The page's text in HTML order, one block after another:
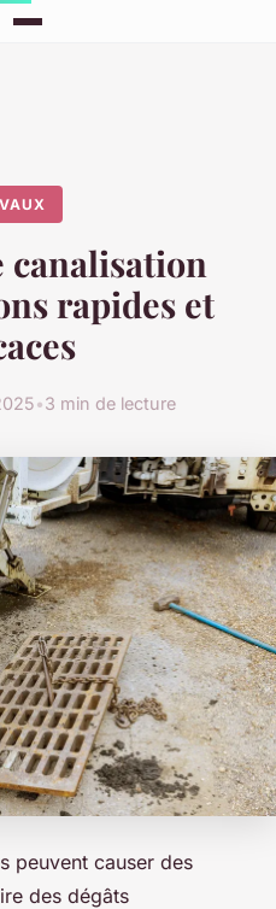
canalisation
rapides et
•3 min de lecture
peuvent causer des
des dégâts